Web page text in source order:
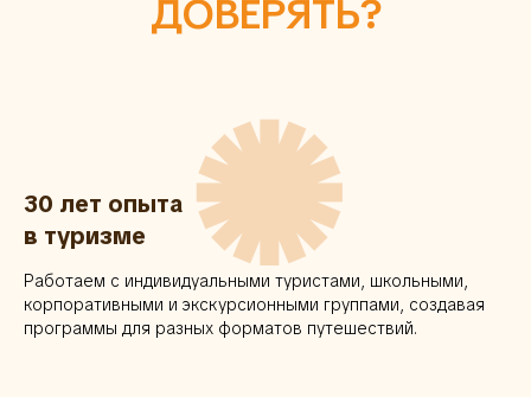
ДОВЕРЯТЬ?
30 лет опыта
в туризме
Работаем с индивидуальными туристами, школьными,
корпоративными и экскурсионными группами, создавая
программы для разных форматов путешествий.
✺